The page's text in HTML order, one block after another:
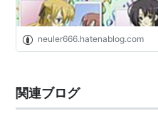
neuler666.hatenablog.com
関連ブログ